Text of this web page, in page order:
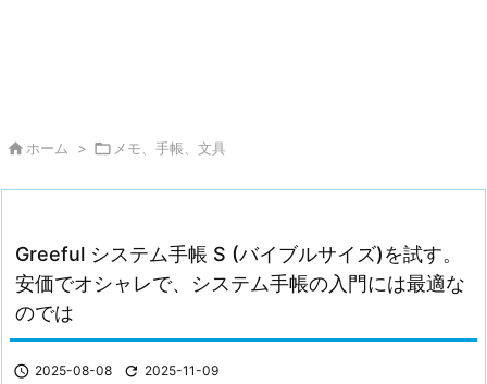
 ホーム >  メモ、手帳、文具
Greeful システム手帳 S (バイブルサイズ)を試す。
安価でオシャレで、システム手帳の入門には最適な
のでは
 2025-08-08  2025-11-09